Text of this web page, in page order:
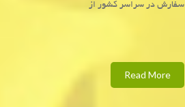
سفارش در سراسر کشور از
Read More